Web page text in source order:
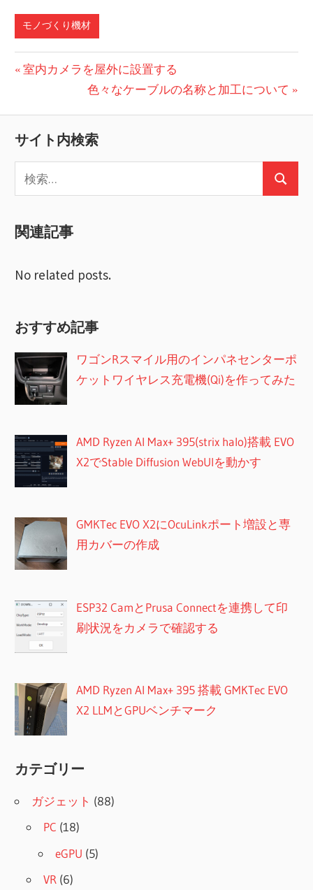
モノづくり機材
投
ビ
ゲ
シ
前
室内カメラを屋外に設置する
次
投
稿:
色々なケーブルの名称と加工について
サイト内検索
索:
検
関連記事
No related posts.
おすすめ記事
ワゴンRスマイル用のインパネセンターポ
ケットワイヤレス充電機(Qi)を作ってみた
AMD Ryzen AI Max+ 395(strix halo)搭載 EVO
X2でStable Diffusion WebUIを動かす
GMKTec EVO X2にOcuLinkポート増設と専
用カバーの作成
ESP32 CamとPrusa Connectを連携して印
刷状況をカメラで確認する
AMD Ryzen AI Max+ 395 搭載 GMKTec EVO
X2 LLMとGPUベンチマーク
カテゴリー
ガジェット (88)
PC (18)
eGPU (5)
VR (6)